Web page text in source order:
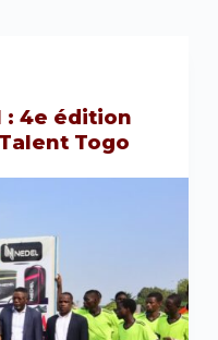
: 4e édition
Togo